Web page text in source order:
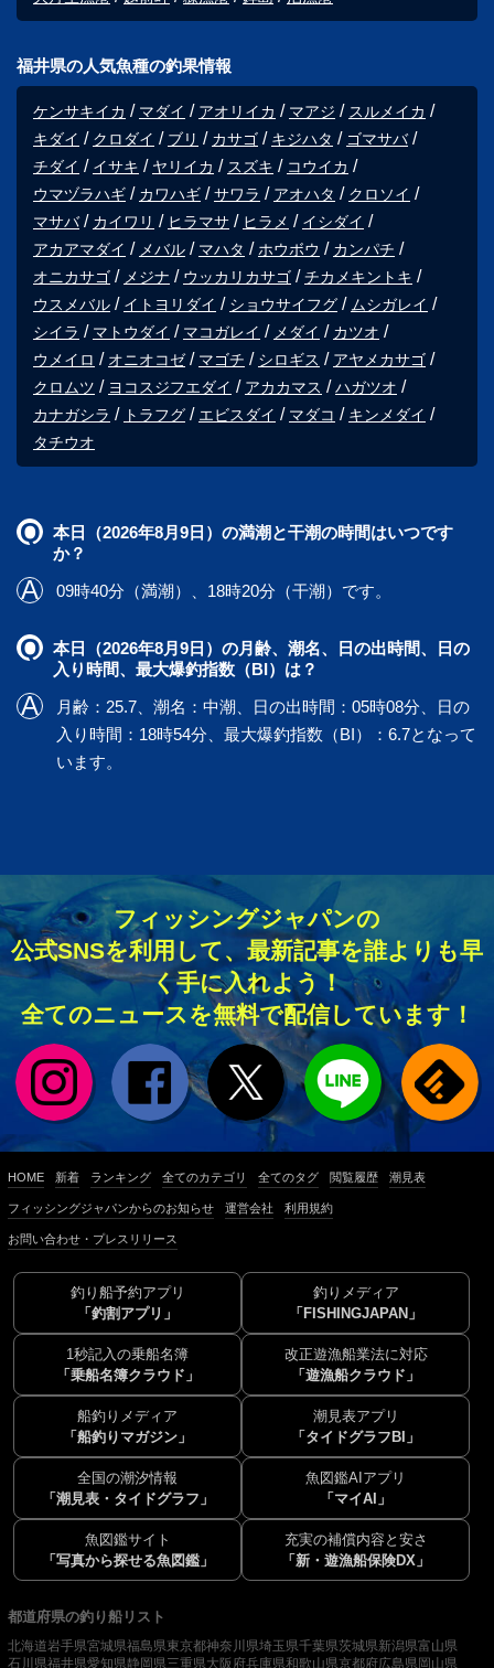
福井県の人気魚種の釣果情報
ケンサキイカ マダイ アオリイカ マアジ
スルメイカ
キダイ
クロダイ ブリ カサゴ キジハタ
ゴマサバ
チダイ
イサキ ヤリイカ スズキ
コウイカ
ウマヅラハギ
カワハギ サワラ アオハタ
クロソイ
マサバ
カイワリ ヒラマサ ヒラメ
イシダイ
アカアマダイ
メバル マハタ ホウボウ
カンパチ
オニカサゴ
メジナ ウッカリカサゴ
チカメキントキ
ウスメバル
イトヨリダイ ショウサイフグ
ムシガレイ
シイラ
マトウダイ マコガレイ メダイ
カツオ
ウメイロ
オニオコゼ マゴチ シロギス
アヤメカサゴ
クロムツ
ヨコスジフエダイ アカカマス
ハガツオ
カナガシラ
トラフグ エビスダイ マダコ
キンメダイ
タチウオ
本日（2026年8月9日）の満潮と干潮の時間はいつです
か？
09時40分（満潮）、18時20分（干潮）です。
本日（2026年8月9日）の月齢、潮名、日の出時間、日の
入り時間、最大爆釣指数（BI）は？
月齢：25.7、潮名：中潮、日の出時間：05時08分、日の
入り時間：18時54分、最大爆釣指数（BI）：6.7となって
います。
フィッシングジャパンの
公式SNSを利用して、最新記事を誰よりも早
く手に入れよう！
全てのニュースを無料で配信しています！
HOME 新着 ランキング 全てのカテゴリ 全てのタグ 閲覧履歴 潮見表
フィッシングジャパンからのお知らせ 運営会社 利用規約
お問い合わせ・プレスリリース
釣り船予約アプリ
「釣割アプリ」
釣りメディア
「FISHINGJAPAN」
1秒記入の乗船名簿
「乗船名簿クラウド」
改正遊漁船業法に対応
「遊漁船クラウド」
船釣りメディア
「船釣りマガジン」
潮見表アプリ
「タイドグラフBI」
全国の潮汐情報
「潮見表・タイドグラフ」
魚図鑑AIアプリ
「マイAI」
魚図鑑サイト
「写真から探せる魚図鑑」
充実の補償内容と安さ
「新・遊漁船保険DX」
都道府県の釣り船リスト
北海道岩手県宮城県福島県東京都神奈川県埼玉県千葉県茨城県新潟県富山県
石川県福井県愛知県静岡県三重県大阪府兵庫県和歌山県京都府広島県岡山県